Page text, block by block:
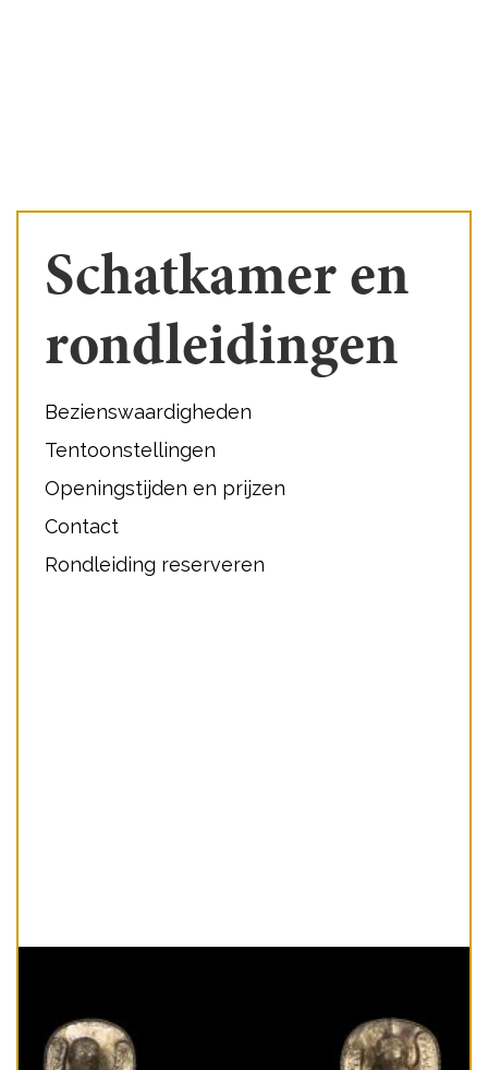
Schatkamer en
rondleidingen
Bezienswaardigheden
Tentoonstellingen
Openingstijden en prijzen
Contact
Rondleiding reserveren